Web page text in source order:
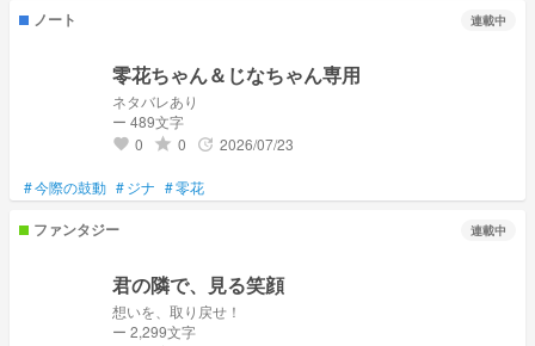
ノート 連載中
零花ちゃん＆じなちゃん専用
ネタバレあり
ー 489文字
favorite 0 grade 0 update 2026/07/23
#今際の鼓動 #ジナ #零花
ファンタジー 連載中
君の隣で、見る笑顔
想いを、取り戻せ！
ー 2,299文字